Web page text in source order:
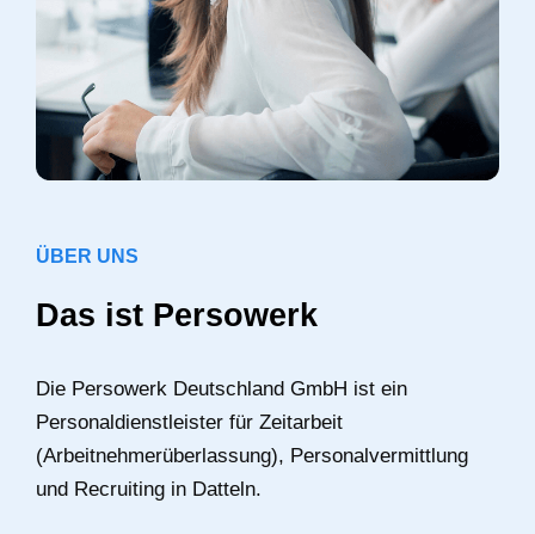
ÜBER UNS
Das ist Persowerk
Die Persowerk Deutschland GmbH ist ein
Personaldienstleister für Zeitarbeit
(Arbeitnehmerüberlassung), Personalvermittlung
und Recruiting in Datteln.